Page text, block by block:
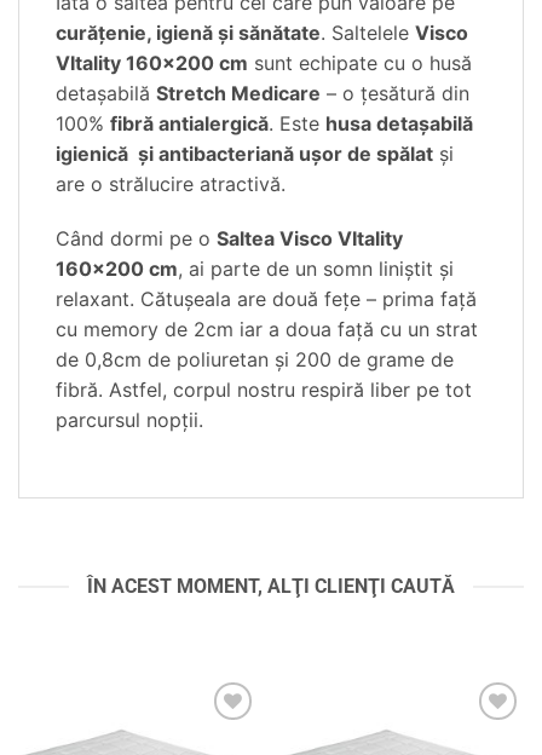
curățenie, igienă și sănătate. Saltelele Visco
VItality 160×200 cm sunt echipate cu o husă
detașabilă Stretch Medicare – o țesătură din
100% fibră antialergică. Este husa detașabilă
igienică și antibacteriană ușor de spălat și
are o strălucire atractivă.
Când dormi pe o Saltea Visco VItality
160×200 cm, ai parte de un somn liniștit și
relaxant. Cătușeala are două fețe – prima față
cu memory de 2cm iar a doua față cu un strat
de 0,8cm de poliuretan și 200 de grame de
fibră. Astfel, corpul nostru respiră liber pe tot
parcursul nopții.
ÎN ACEST MOMENT, ALŢI CLIENŢI CAUTĂ